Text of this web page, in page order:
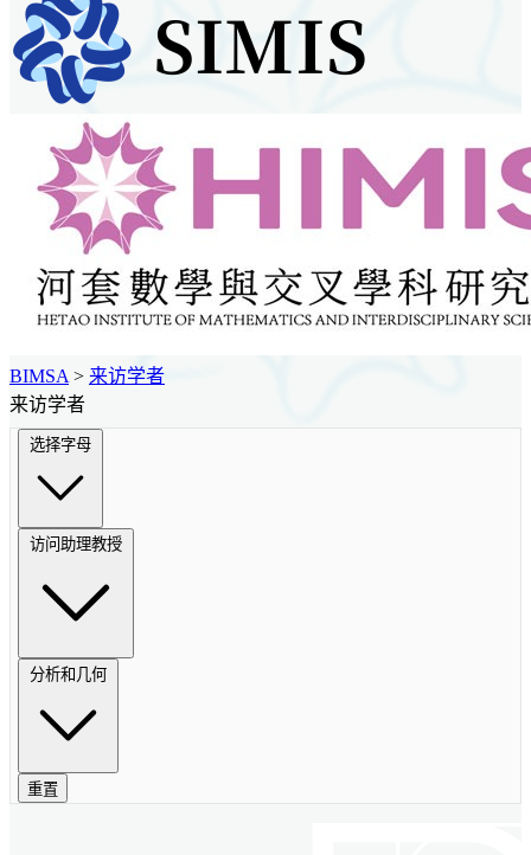
BIMSA > 来访学者
来访学者
选择字母
访问助理教授
分析和几何
重置